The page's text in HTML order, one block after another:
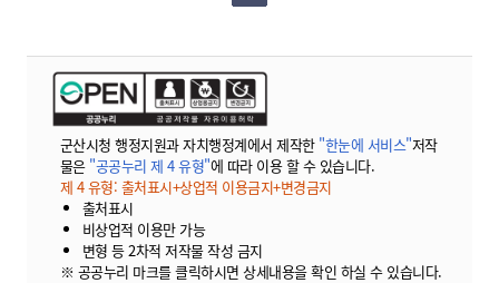
군산시청 행정지원과 자치행정계에서 제작한 "한눈에 서비스"저작
물은 "공공누리 제 4 유형"에 따라 이용 할 수 있습니다.
제 4 유형: 출처표시+상업적 이용금지+변경금지
출처표시
비상업적 이용만 가능
변형 등 2차적 저작물 작성 금지
※ 공공누리 마크를 클릭하시면 상세내용을 확인 하실 수 있습니다.